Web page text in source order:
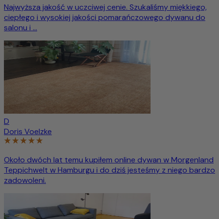
Najwyższa jakość w uczciwej cenie. Szukaliśmy miękkiego,
ciepłego i wysokiej jakości pomarańczowego dywanu do
salonu i ...
D
Doris Voelzke
Około dwóch lat temu kupiłem online dywan w Morgenland
Teppichwelt w Hamburgu i do dziś jesteśmy z niego bardzo
zadowoleni.